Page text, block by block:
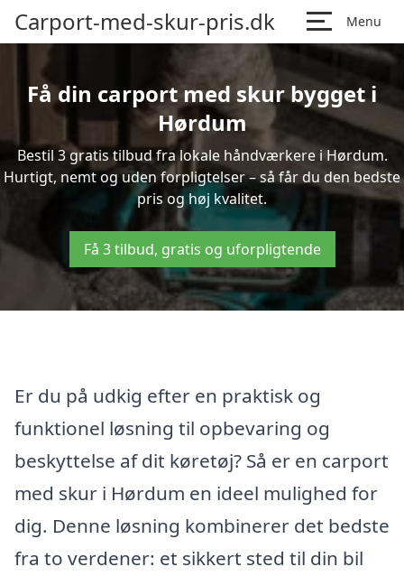
Carport-med-skur-pris.dk Menu
Få din carport med skur bygget i
Hørdum
Bestil 3 gratis tilbud fra lokale håndværkere i Hørdum.
Hurtigt, nemt og uden forpligtelser – så får du den bedste
pris og høj kvalitet.
Få 3 tilbud, gratis og uforpligtende
Er du på udkig efter en praktisk og
funktionel løsning til opbevaring og
beskyttelse af dit køretøj? Så er en carport
med skur i Hørdum en ideel mulighed for
dig. Denne løsning kombinerer det bedste
fra to verdener: et sikkert sted til din bil